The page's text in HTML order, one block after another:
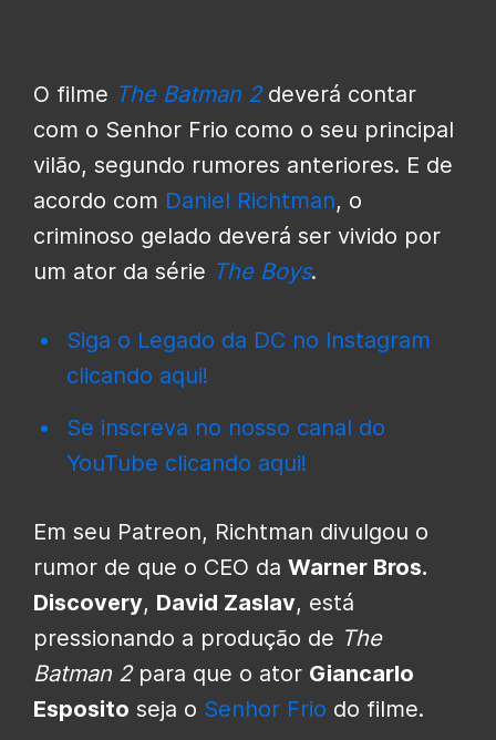
O filme The Batman 2deverá contar
com o Senhor Frio como o seu principal
vilão, segundo rumores anteriores. E de
acordo com Daniel Richtman, o
criminoso gelado deverá ser vivido por
um ator da série The Boys.
Siga o Legado da DC no Instagram
clicando aqui!
Se inscreva no nosso canal do
YouTube clicando aqui!
Em seu Patreon, Richtman divulgou o
rumor de que o CEO da Warner Bros.
Discovery, David Zaslav, está
pressionando a produção de The
Batman 2para que o ator Giancarlo
Esposito seja o Senhor Frio do filme.